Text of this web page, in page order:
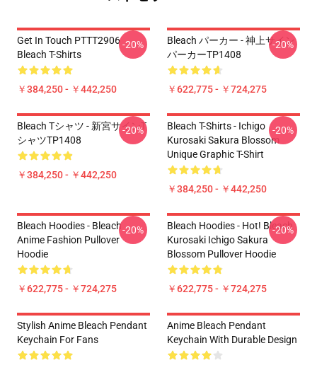
Get In Touch PTTT2906
Bleach T-Shirts
￥384,250 - ￥442,250
-20%
Bleach パーカー - 神上サイン
パーカーTP1408
￥622,775 - ￥724,275
-20%
Bleach Tシャツ - 新宮サインT
シャツTP1408
￥384,250 - ￥442,250
-20%
Bleach T-Shirts - Ichigo
Kurosaki Sakura Blossom
Unique Graphic T-Shirt
￥384,250 - ￥442,250
-20%
Bleach Hoodies - Bleach
Anime Fashion Pullover
Hoodie
￥622,775 - ￥724,275
-20%
Bleach Hoodies - Hot! Bleach
Kurosaki Ichigo Sakura
Blossom Pullover Hoodie
￥622,775 - ￥724,275
-20%
Stylish Anime Bleach Pendant
Keychain For Fans
Anime Bleach Pendant
Keychain With Durable Design